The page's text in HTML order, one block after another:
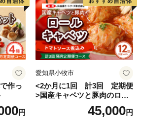
作っ
円
愛知県小牧市
<2か月に1回 計3回 定期便
>国産キャベツと豚肉のロー
ルキャベツ（6P入り）
45,000円